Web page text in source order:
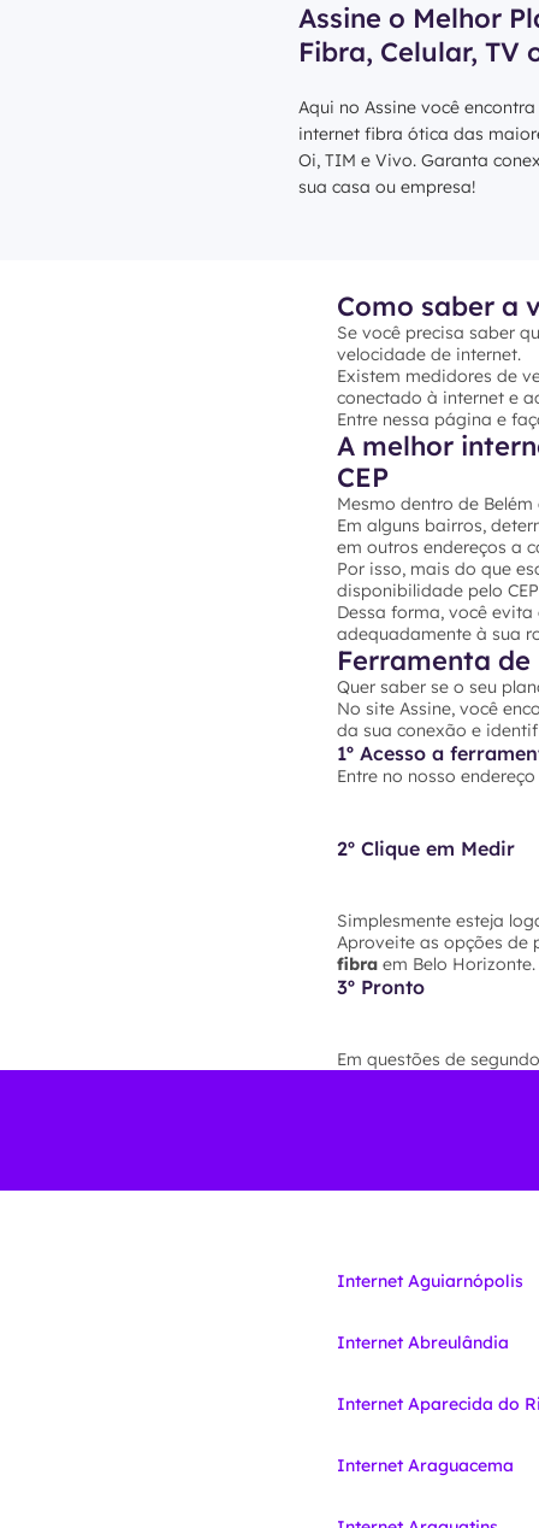
Assine o Melhor
Fibra, Celular, TV
Aqui no Assine você
internet fibra ótica das
Oi, TIM e Vivo. Garanta
sua casa ou empresa!
Como saber a
Se você precisa saber
velocidade de internet.
Existem medidores de
conectado à internet e
Entre nessa página e
A melhor
CEP
Mesmo dentro de
Em alguns bairros,
em outros endereços a
Por isso, mais do que
disponibilidade pelo
Dessa forma, você
adequadamente à sua
Ferramenta
Quer saber se o seu
No site Assine, você
da sua conexão e
1º Acesso a
Entre no nosso endereço
2º Clique em Medir
Simplesmente esteja
Aproveite as opções de
fibra em Belo
3º Pronto
Em questões de
Internet Aguiarnópolis
Internet Abreulândia
Internet Aparecida do
Internet Araguacema